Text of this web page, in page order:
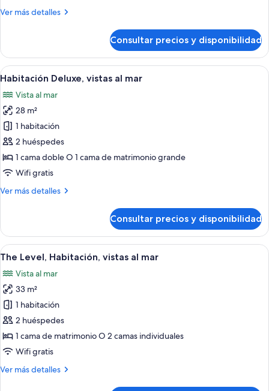
Ver más detalles
Más
Deluxe
Consultar precios y disponibilidad
Abrir
todas
las
fotos
de
Habitación
Deluxe,
vistas
mar
Zona de piscina con sillones de
11
Habitación Deluxe, vistas al mar
Vista al mar
28 m²
1 habitación
2 huéspedes
1 cama doble O 1 cama de matrimonio grande
Wifi gratis
Ver más detalles
Más
Deluxe,
vistas
al
Consultar precios y disponibilidad
Abrir
todas
las
fotos
de
The
Level,
Habitación,
al
Habitación de hotel con una cama
11
The Level, Habitación, vistas al mar
Vista al mar
33 m²
1 habitación
2 huéspedes
1 cama de matrimonio O 2 camas individuales
Wifi gratis
Ver más detalles
Más